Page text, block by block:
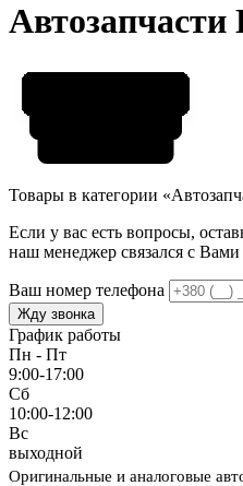
Автозапчасти
Товары в категории
Если у вас есть вопросы,
наш менеджер связался с
Ваш номер телефона
Жду звонка
График работы
Пн - Пт
9:00-17:00
Сб
10:00-12:00
Вс
выходной
Оригинальные и аналоговые